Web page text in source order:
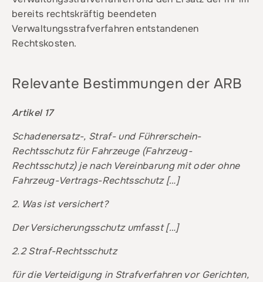
bereits rechtskräftig beendeten
Verwaltungsstrafverfahren entstandenen
Rechtskosten.
Relevante Bestimmungen der ARB
Artikel 17
Schadenersatz-, Straf- und Führerschein-
Rechtsschutz für Fahrzeuge (Fahrzeug-
Rechtsschutz) je nach Vereinbarung mit oder ohne
Fahrzeug-Vertrags-Rechtsschutz […]
2. Was ist versichert?
Der Versicherungsschutz umfasst […]
2.2 Straf-Rechtsschutz
für die Verteidigung in Strafverfahren vor Gerichten,